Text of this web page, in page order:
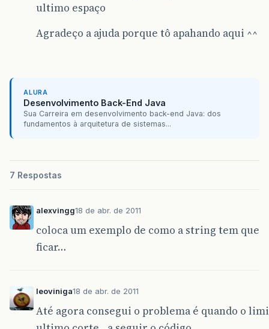
ultimo espaço
Agradeço a ajuda porque tô apahando aqui ^^
ALURA
Desenvolvimento Back-End Java
Sua Carreira em desenvolvimento back-end Java: dos
fundamentos à arquitetura de sistemas...
7 Respostas
alexvingg18 de abr. de 2011
coloca um exemplo de como a string tem que
ficar…
leoviniga18 de abr. de 2011
Até agora consegui o problema é quando o